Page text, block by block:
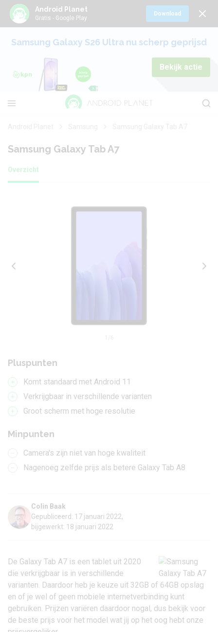
Android Planet
Gratis - Google Play
Download
Samsung Galaxy S26 Ultra nu scherp geprijsd
Bekijk actie
Samsung Galaxy Tab A7
Overzicht
Pluspunten
Komt standaard met Android 11
Verkrijgbaar in verschillende varianten
Groot scherm met hoge resolutie
Minpunten
Camera's zijn niet van hoge kwaliteit
Nagenoeg zelfde prijs als betere Galaxy Tab A8
Colin Baak
Gepubliceerd: 17 januari 2022,
bijgewerkt: 18 januari 2022
De Galaxy Tab A7 is een tablet uit 2020
die verkrijgbaar is in verschillende
varianten. Daardoor heb je keuze uit 32GB of 64GB opslag
en of je wel of geen mobiele internetverbinding kunt
gebruiken. Prijzen variëren daardoor nogal, dus bekijk voor
de beste prijs voor het model wat jij op het oog hebt onze